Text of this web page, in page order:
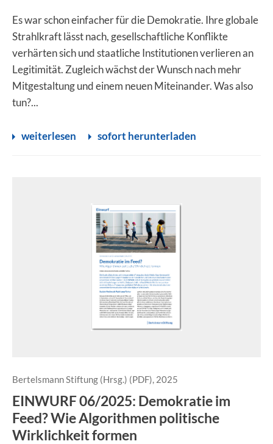
Es war schon einfacher für die Demokratie. Ihre globale
Strahlkraft lässt nach, gesellschaftliche Konflikte
verhärten sich und staatliche Institutionen verlieren an
Legitimität. Zugleich wächst der Wunsch nach mehr
Mitgestaltung und einem neuen Miteinander. Was also
tun?...
weiterlesen sofort herunterladen
Bertelsmann Stiftung (Hrsg.) (PDF), 2025
EINWURF 06/2025: Demokratie im
Feed? Wie Algorithmen politische
Wirklichkeit formen